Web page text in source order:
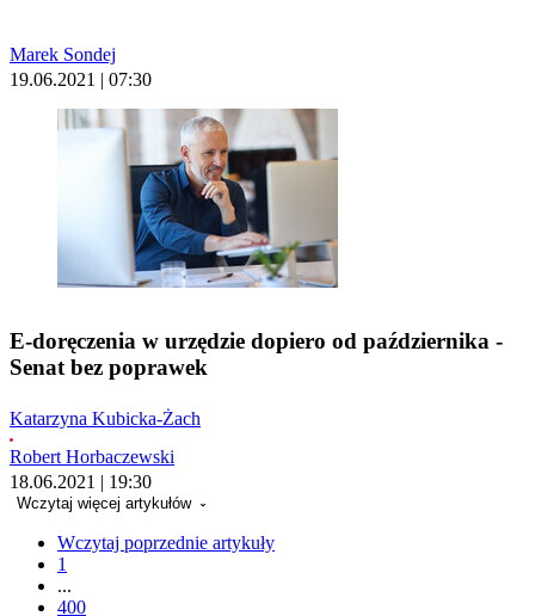
Marek Sondej
19.06.2021 | 07:30
E-doręczenia w urzędzie dopiero od października -
Senat bez poprawek
Katarzyna Kubicka-Żach
Robert Horbaczewski
18.06.2021 | 19:30
Wczytaj więcej artykułów
Wczytaj poprzednie artykuły
1
...
400